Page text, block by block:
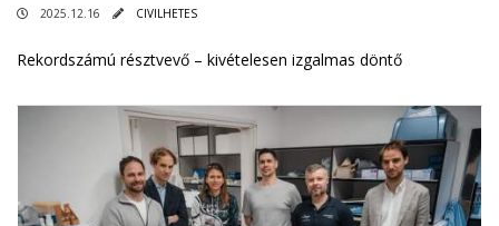
2025.12.16 CIVILHETES
Rekordszámú résztvevő – kivételesen izgalmas döntő